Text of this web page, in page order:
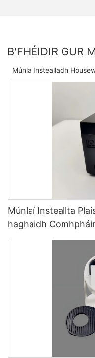
B'FHÉIDIR GUR
Múnla Instealladh
Múnlaí Insteallta
haghaidh